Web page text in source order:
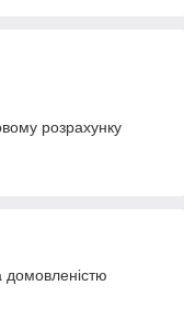
розрахунку
домовленістю